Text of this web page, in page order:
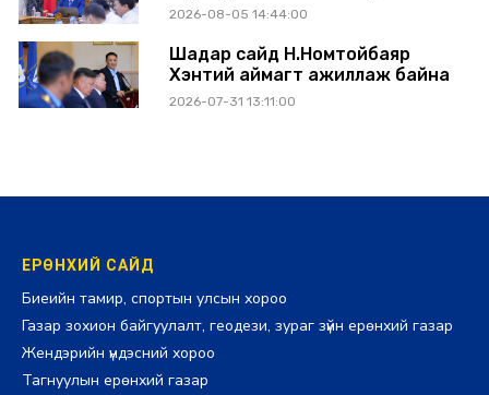
2026-08-05 14:44:00
Шадар сайд Н.Номтойбаяр
Хэнтий аймагт ажиллаж байна
2026-07-31 13:11:00
ЕРӨНХИЙ САЙД
Биеийн тамир, спортын улсын хороо
Газар зохион байгуулалт, геодези, зураг зүйн ерөнхий газар
Жендэрийн үндэсний хороо
Тагнуулын ерөнхий газар